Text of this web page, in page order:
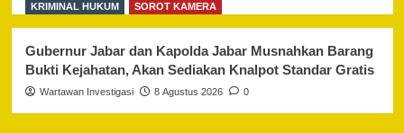
KRIMINAL HUKUM
SOROT KAMERA
Gubernur Jabar dan Kapolda Jabar Musnahkan Barang
Bukti Kejahatan, Akan Sediakan Knalpot Standar Gratis
Wartawan Investigasi 8 Agustus 2026 0